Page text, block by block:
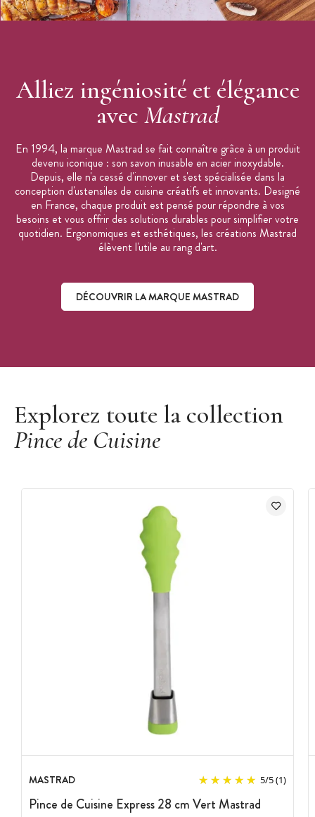
Alliez ingéniosité et élégance
avec Mastrad
En 1994, la marque Mastrad se fait connaître grâce à un produit
devenu iconique : son savon inusable en acier inoxydable.
Depuis, elle n'a cessé d'innover et s'est spécialisée dans la
conception d'ustensiles de cuisine créatifs et innovants. Designé
en France, chaque produit est pensé pour répondre à vos
besoins et vous offrir des solutions durables pour simplifier votre
quotidien. Ergonomiques et esthétiques, les créations Mastrad
élèvent l'utile au rang d'art.
DÉCOUVRIR LA MARQUE MASTRAD
Explorez toute la collection
Pince de Cuisine
MASTRAD 5/5(1)
Pince de Cuisine Express 28 cm Vert Mastrad